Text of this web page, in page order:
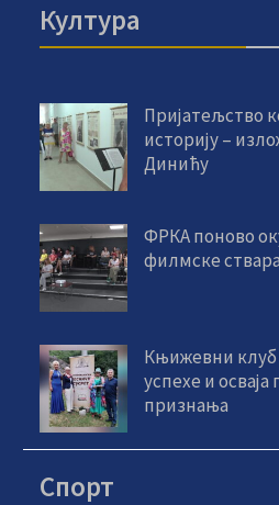
Култура
Пријатељство
историју –
Динићу
ФРКА поново
филмске
Књижевни
успехе и
признања
Спорт